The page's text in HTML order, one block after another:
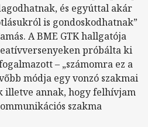
és egyúttal akár
is gondoskodhatnak”
A BME GTK hallgatója
próbálta ki
– „számomra ez a
módja egy vonzó szakmai
annak, hogy felhívjam
szakma